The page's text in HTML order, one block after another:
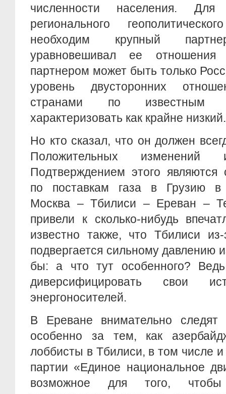
численности населения.
регионального
необходим крупный
уравновешивал ее
партнером может быть только
уровень двусторонних
странами по известным
характеризовать как крайне низкий.
Но кто сказал, что он должен
Положительных изменений
Подтверждением этого
по поставкам газа в Грузию в
Москва – Тбилиси – Ереван –
привели к сколько-нибудь
известно также, что Тбилиси
подвергается сильному давлению
бы: а что тут особенного?
диверсифицировать свои
энергоносителей.
В Ереване внимательно
особенно за тем, как
лоббисты в Тбилиси, в том числе
партии «Единое национальное
возможное для того, чтобы